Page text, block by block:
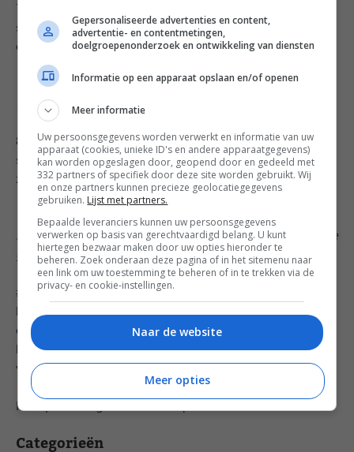
spuitmond met de kerriemayonaise en vul de eitjes
ermee. Garneer met wat pijnboompitjes en bieslook.
Tip: Heb je geen spuitzakken? Je kunt de eitjes
uiteraard ook vullen met een klein lepeltje.
8. Plaats de eitjes in eierdoppen of in deze leuke
stenen eierdoos die we bij Blokker hebben gekocht. Nu
zijn je eitjes klaar om lekker uit te lepelen!
Variatietip: als hapje bij de borrel zou je de eitjes ook
kunnen pellen, halveren en dan vullen. Serveer de halve
gevulde eitjes dan op een mooie schaal.
#heledagdoorpasen: Deze gevulde eitjes met
kerriemayonaise en avocado crème passen perfect bij
de paasbrunch, maar kun je ook zo omtoveren tot
borrelhapjes of je serveert een eitje als amuse of
voorgerechtje tijdens het paasdiner.
Recept & fotografie: Dominique
Categorieën
Gepersonaliseerde advertenties en content,
advertentie- en contentmetingen,
doelgroepenonderzoek en ontwikkeling van diensten
Informatie op een apparaat opslaan en/of openen
Meer informatie
Uw persoonsgegevens worden verwerkt en informatie van uw
apparaat (cookies, unieke ID's en andere apparaatgegevens)
kan worden opgeslagen door, geopend door en gedeeld met
332 partners of specifiek door deze site worden gebruikt. Wij
en onze partners kunnen precieze geolocatiegegevens
gebruiken. Lijst met partners.
Bepaalde leveranciers kunnen uw persoonsgegevens
verwerken op basis van gerechtvaardigd belang. U kunt
hiertegen bezwaar maken door uw opties hieronder te
beheren. Zoek onderaan deze pagina of in het sitemenu naar
een link om uw toestemming te beheren of in te trekken via de
privacy- en cookie-instellingen.
Naar de website
Meer opties